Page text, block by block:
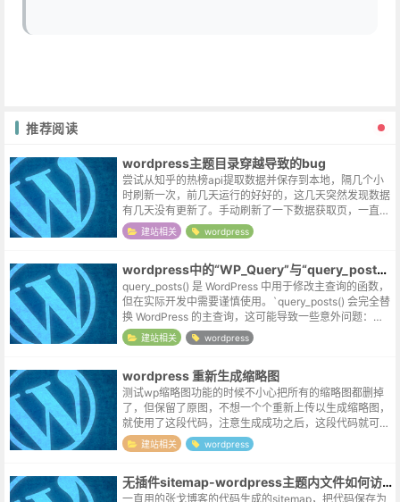
推荐阅读
wordpress主题目录穿越导致的bug
尝试从知乎的热榜api提取数据并保存到本地，隔几个小
时刷新一次，前几天运行的好好的，这几天突然发现数据
有几天没有更新了。手动刷新了一下数据获取页，一直提
示无需更新，将文件下载到本地测试，功能又是完好的。
开了wp的debug模式，修正了...
建站相关 wordpress
wordpress中的“WP_Query”与“query_posts()”
query_posts() 是 WordPress 中用于修改主查询的函数，
但在实际开发中需要谨慎使用。`query_posts() 会完全替
换 WordPress 的主查询，这可能导致一些意外问题：破
坏主查询对象 ($wp_quer...
建站相关 wordpress
wordpress 重新生成缩略图
测试wp缩略图功能的时候不小心把所有的缩略图都删掉
了，但保留了原图，不想一个个重新上传以生成缩略图，
就使用了这段代码，注意生成成功之后，这段代码就可以
删掉了。忽然想起之前钉钉宣传的某个功能，阅后即焚~
~function regener...
建站相关 wordpress
无插件sitemap-wordpress主题内文件如何访问根目录
一直用的张戈博客的代码生成的sitemap，把代码保存为